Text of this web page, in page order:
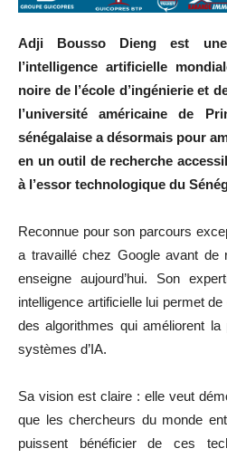
Adji Bousso Dieng est
l’intelligence artificielle
noire de l’école d’ingénierie et
l’université américaine de
sénégalaise a désormais pour
en un outil de recherche
à l’essor technologique du
Reconnue pour son parcours
a travaillé chez Google avant de
enseigne aujourd’hui. Son
intelligence artificielle lui permet
des algorithmes qui améliorent la
systèmes d’IA.
Sa vision est claire : elle veut
que les chercheurs du monde
puissent bénéficier de ces